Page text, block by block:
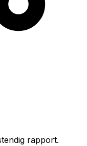
rapport.